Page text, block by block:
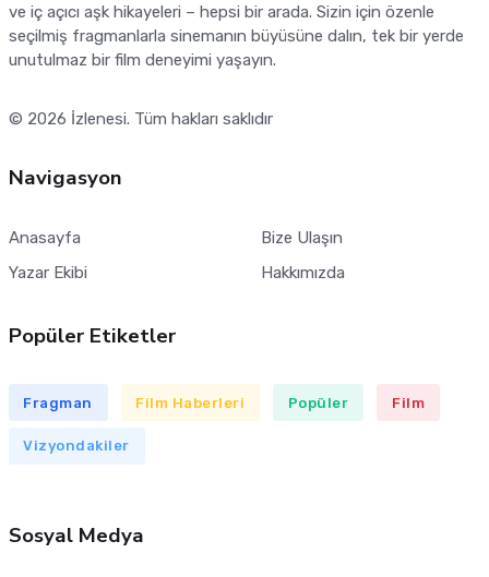
ve iç açıcı aşk hikayeleri – hepsi bir arada. Sizin için özenle
seçilmiş fragmanlarla sinemanın büyüsüne dalın, tek bir yerde
unutulmaz bir film deneyimi yaşayın.
© 2026 İzlenesi. Tüm hakları saklıdır
Navigasyon
Anasayfa
Yazar Ekibi
Bize Ulaşın
Hakkımızda
Popüler Etiketler
Fragman Film Haberleri Popüler Film
Vizyondakiler
Sosyal Medya